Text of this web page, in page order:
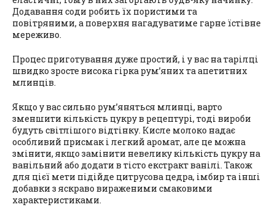
Додавання соди робить їх пористими та
повітряними, а поверхня нагадуватиме гарне їстівне
мереживо.
Процес приготування дуже простий, і у вас на тарілці
швидко зросте висока гірка рум’яних та апетитних
млинців.
Якщо у вас сильно рум’яняться млинці, варто
зменшити кількість цукру в рецептурі, тоді вироби
будуть світлішого відтінку. Кисле молоко надає
особливий присмак і легкий аромат, але це можна
змінити, якщо замінити невелику кількість цукру на
ванільний або додати в тісто екстракт ванілі. Також
для цієї мети підійде цитрусова цедра, імбир та інші
добавки з яскраво вираженими смаковими
характеристиками.